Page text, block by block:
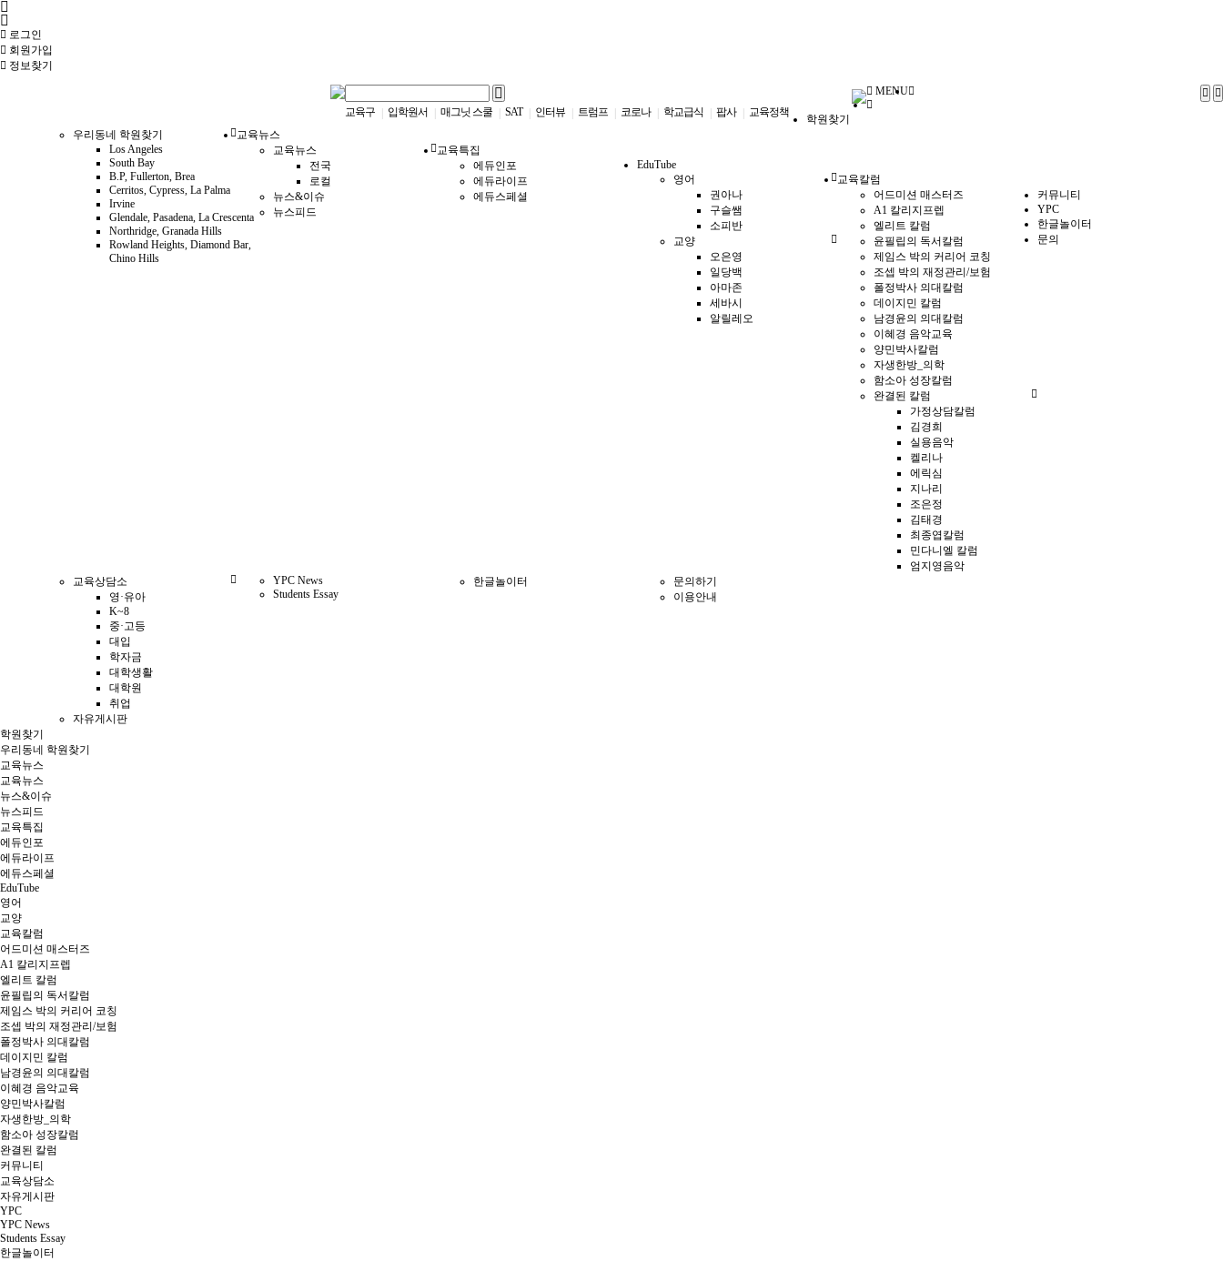
로그인
회원 가입
정보찾기
교육구 입학원서 매그닛 스쿨 SAT 인터뷰 트럼프 코로나 학교급식 팝사 교육정책
MENU
학원찾기
우리동네 학원찾기
Los Angeles
South Bay
B.P, Fullerton, Brea
Cerritos, Cypress, La Palma
Irvine
Glendale, Pasadena, La Crescenta
Northridge, Granada Hills
Rowland Heights, Diamond Bar,
Chino Hills
교육뉴스
교육뉴스
전국
로컬
뉴스&이슈
뉴스피드
교육특집
에듀인포
에듀라이프
에듀스페셜
EduTube
영어
권아나
구슬쌤
소피반
교양
오은영
일당백
아마존
세바시
알릴레오
교육칼럼
어드미션 매스터즈
A1 칼리지프렙
엘리트 칼럼
윤필립의 독서칼럼
제임스 박의 커리어 코칭
조셉 박의 재정관리/보험
폴정박사 의대칼럼
데이지민 칼럼
남경윤의 의대칼럼
이혜경 음악교육
양민박사칼럼
자생한방_의학
함소아 성장칼럼
완결된 칼럼
가정상담칼럼
김경희
실용음악
켈리나
에릭심
지나리
조은정
김태경
최종엽칼럼
민다니엘 칼럼
엄지영음악
커뮤니티
교육상담소
영·유아
K~8
중·고등
대입
학자금
대학생활
대학원
취업
자유게시판
YPC
YPC News
Students Essay
한글놀이터
한글놀이터
문의
문의하기
이용안내
학원찾기
우리동네 학원찾기
교육뉴스
교육뉴스
뉴스&이슈
뉴스피드
교육특집
에듀인포
에듀라이프
에듀스페셜
EduTube
영어
교양
교육칼럼
어드미션 매스터즈
A1 칼리지프렙
엘리트 칼럼
윤필립의 독서칼럼
제임스 박의 커리어 코칭
조셉 박의 재정관리/보험
폴정박사 의대칼럼
데이지민 칼럼
남경윤의 의대칼럼
이혜경 음악교육
양민박사칼럼
자생한방_의학
함소아 성장칼럼
완결된 칼럼
커뮤니티
교육상담소
자유게시판
YPC
YPC News
Students Essay
한글놀이터